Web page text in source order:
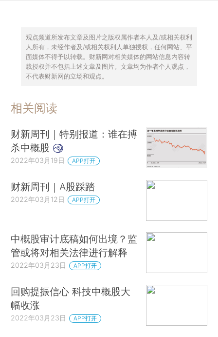
观点频道所发布文章及图片之版权属作者本人及/或相关权利
人所有，未经作者及/或相关权利人单独授权，任何网站、平
面媒体不得予以转载。财新网对相关媒体的网站信息内容转
载授权并不包括上述文章及图片。文章均为作者个人观点，
不代表财新网的立场和观点。
相关阅读
财新周刊｜特别报道：谁在搏
杀中概股
2022年03月19日 APP打开
财新周刊｜A股踩踏
2022年03月12日 APP打开
中概股审计底稿如何出境？监
管或将对相关法律进行解释
2022年03月23日 APP打开
回购提振信心 科技中概股大
幅收涨
2022年03月23日 APP打开